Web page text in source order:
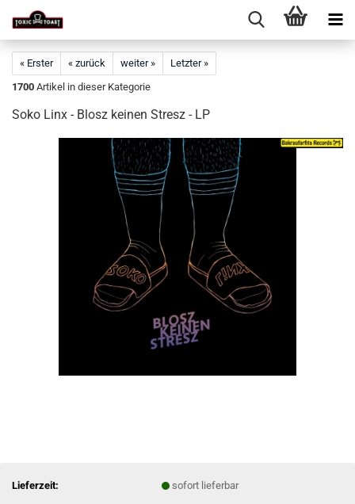
« Erster « zurück weiter »
Letzter »
1700 Artikel in dieser Kategorie
Soko Linx - Blosz keinen Stresz - LP
Lieferzeit: sofort lieferbar